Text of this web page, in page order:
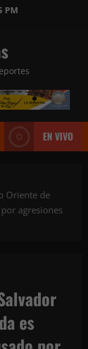
PM
EN VIVO
Oriente de
agresiones
es